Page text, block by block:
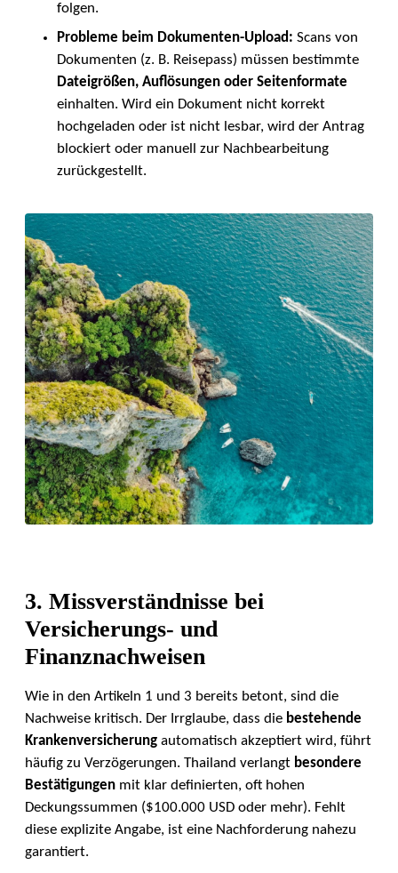
folgen.
Probleme beim Dokumenten-Upload: Scans von
Dokumenten (z. B. Reisepass) müssen bestimmte
Dateigrößen, Auflösungen oder Seitenformate
einhalten. Wird ein Dokument nicht korrekt
hochgeladen oder ist nicht lesbar, wird der Antrag
blockiert oder manuell zur Nachbearbeitung
zurückgestellt.
3. Missverständnisse bei
Versicherungs- und
Finanznachweisen
Wie in den Artikeln 1 und 3 bereits betont, sind die
Nachweise kritisch. Der Irrglaube, dass die bestehende
Krankenversicherung automatisch akzeptiert wird, führt
häufig zu Verzögerungen. Thailand verlangt besondere
Bestätigungen mit klar definierten, oft hohen
Deckungssummen ($100.000 USD oder mehr). Fehlt
diese explizite Angabe, ist eine Nachforderung nahezu
garantiert.